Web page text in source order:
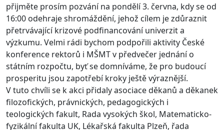
přijměte prosím pozvání na pondělí 3. června, kdy se od
16:00 odehraje shromáždění, jehož cílem je zdůraznit
přetrvávající krizové podfinancování univerzit a
výzkumu. Velmi rádi bychom podpořili aktivity České
konference rektorů i MŠMT v předvečer jednání o
státním rozpočtu, byť se domníváme, že pro budoucí
prosperitu jsou zapotřebí kroky ještě výraznější.
V tuto chvíli se k akci přidaly asociace děkanů a děkanek
filozofických, právnických, pedagogických i
teologických fakult, Rada vysokých škol, Matematicko-
fyzikální fakulta UK, Lékařská fakulta Plzeň, řada